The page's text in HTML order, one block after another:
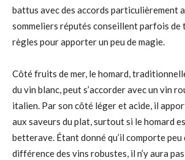
battus avec des accords particulièrement
sommeliers réputés conseillent parfois de
règles pour apporter un peu de magie.
Côté fruits de mer, le homard,
du vin blanc, peut s’accorder avec un vin
italien. Par son côté léger et acide, il
aux saveurs du plat, surtout si le homard
betterave. Étant donné qu’il comporte peu
différence des vins robustes, il n’y aura